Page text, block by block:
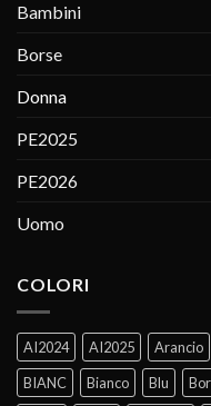
Bambini
Borse
Donna
PE2025
PE2026
Uomo
COLORI
AI2024 AI2025 Arancio
BIANC
Bianco Blu